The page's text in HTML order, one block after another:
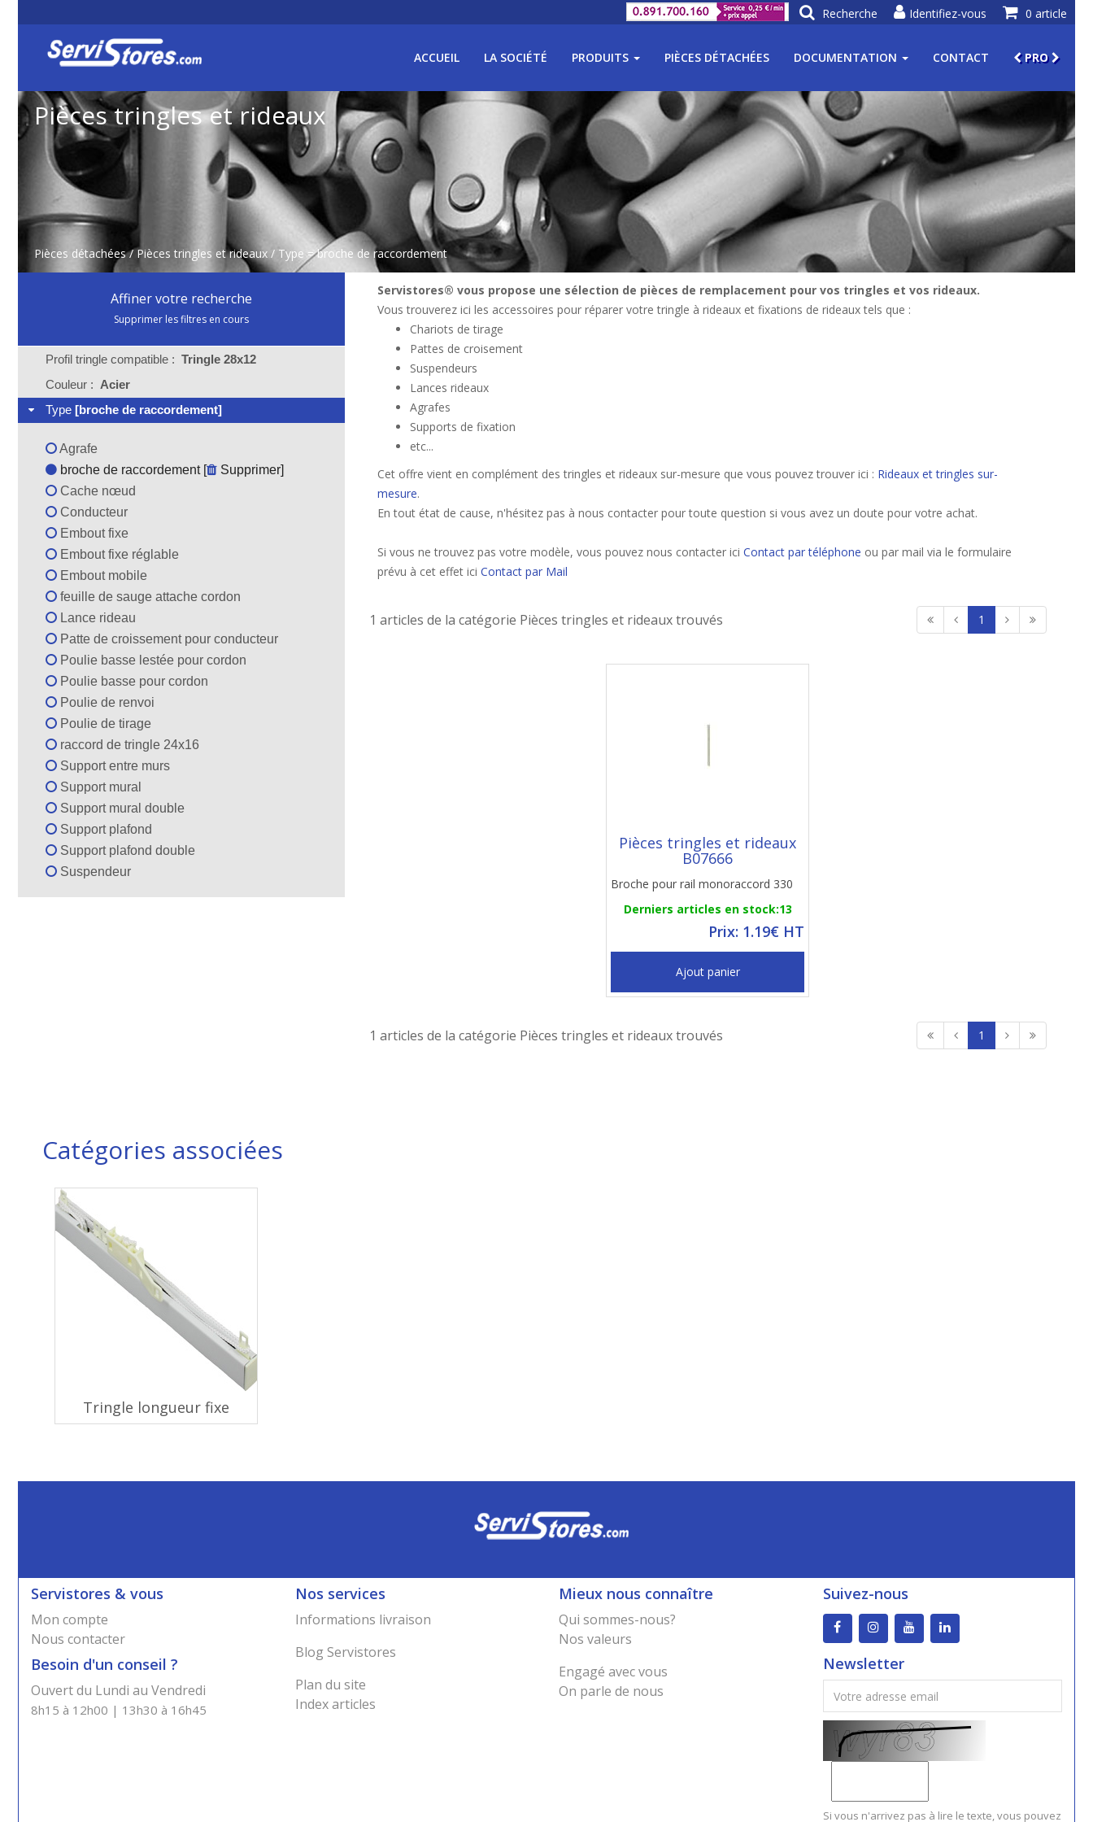
0 article
Identifiez-vous
Recherche
ACCUEIL LA SOCIÉTÉ PRODUITS PIÈCES DÉTACHÉES DOCUMENTATION CONTACT PRO
Pièces tringles et rideaux
Pièces détachées /Pièces tringles et rideaux / Type = broche de raccordement
Affiner votre recherche
Supprimer les filtres en cours
Profil tringle compatible : Tringle 28x12
Couleur : Acier
Type [broche de raccordement]
Agrafe
broche de raccordement [
Supprimer]
Cache nœud
Conducteur
Embout fixe
Embout fixe réglable
Embout mobile
feuille de sauge attache cordon
Lance rideau
Patte de croissement pour conducteur
Poulie basse lestée pour cordon
Poulie basse pour cordon
Poulie de renvoi
Poulie de tirage
raccord de tringle 24x16
Support entre murs
Support mural
Support mural double
Support plafond
Support plafond double
Suspendeur
Servistores® vous propose une sélection de pièces de remplacement pour vos tringles et vos rideaux.
Vous trouverez ici les accessoires pour réparer votre tringle à rideaux et fixations de rideaux tels que :
Chariots de tirage
Pattes de croisement
Suspendeurs
Lances rideaux
Agrafes
Supports de fixation
etc...
Cet offre vient en complément des tringles et rideaux sur-mesure que vous pouvez trouver ici : Rideaux et tringles sur-
mesure.
En tout état de cause, n'hésitez pas à nous contacter pour toute question si vous avez un doute pour votre achat.
Si vous ne trouvez pas votre modèle, vous pouvez nous contacter ici Contact par téléphone ou par mail via le formulaire
prévu à cet effet ici Contact par Mail
1 articles de la catégorie Pièces tringles et rideaux trouvés 1
Pièces tringles et rideaux
B07666
Broche pour rail monoraccord 330
Derniers articles en stock:13
Prix: 1.19€ HT
Ajout panier
1 articles de la catégorie Pièces tringles et rideaux trouvés 1
Catégories associées
Tringle longueur fixe
Servistores & vous
Mon compte
Nous contacter
Besoin d'un conseil ?
Ouvert du Lundi au Vendredi
8h15 à 12h00 | 13h30 à 16h45
Nos services
Informations livraison
Blog Servistores
Plan du site
Index articles
Mieux nous connaître
Qui sommes-nous?
Nos valeurs
Engagé avec vous
On parle de nous
Suivez-nous
Newsletter
Si vous n'arrivez pas à lire le texte, vous pouvez